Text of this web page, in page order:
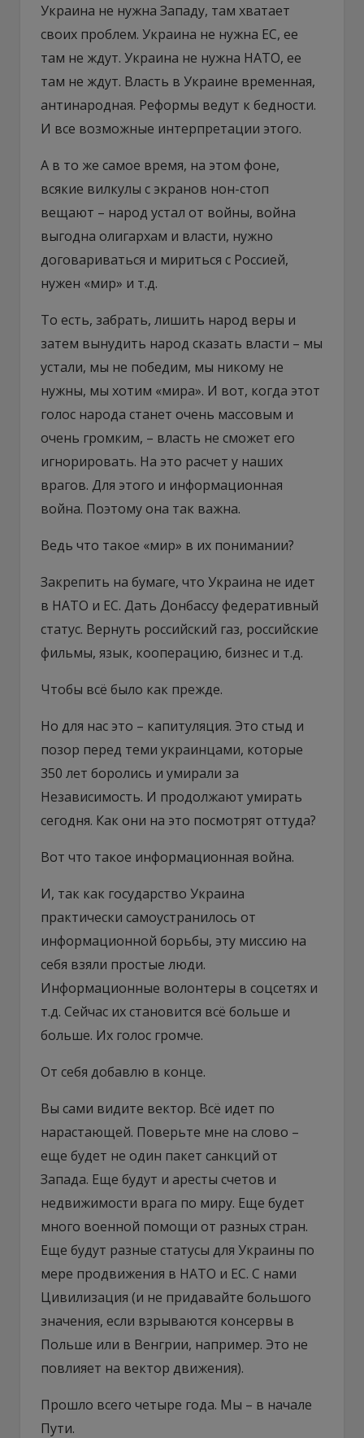
Украина не нужна Западу, там хватает
своих проблем. Украина не нужна ЕС, ее
там не ждут. Украина не нужна НАТО, ее
там не ждут. Власть в Украине временная,
антинародная. Реформы ведут к бедности.
И все возможные интерпретации этого.
А в то же самое время, на этом фоне,
всякие вилкулы с экранов нон-стоп
вещают – народ устал от войны, война
выгодна олигархам и власти, нужно
договариваться и мириться с Россией,
нужен «мир» и т.д.
То есть, забрать, лишить народ веры и
затем вынудить народ сказать власти – мы
устали, мы не победим, мы никому не
нужны, мы хотим «мира». И вот, когда этот
голос народа станет очень массовым и
очень громким, – власть не сможет его
игнорировать. На это расчет у наших
врагов. Для этого и информационная
война. Поэтому она так важна.
Ведь что такое «мир» в их понимании?
Закрепить на бумаге, что Украина не идет
в НАТО и ЕС. Дать Донбассу федеративный
статус. Вернуть российский газ, российские
фильмы, язык, кооперацию, бизнес и т.д.
Чтобы всё было как прежде.
Но для нас это – капитуляция. Это стыд и
позор перед теми украинцами, которые
350 лет боролись и умирали за
Независимость. И продолжают умирать
сегодня. Как они на это посмотрят оттуда?
Вот что такое информационная война.
И, так как государство Украина
практически самоустранилось от
информационной борьбы, эту миссию на
себя взяли простые люди.
Информационные волонтеры в соцсетях и
т.д. Сейчас их становится всё больше и
больше. Их голос громче.
От себя добавлю в конце.
Вы сами видите вектор. Всё идет по
нарастающей. Поверьте мне на слово –
еще будет не один пакет санкций от
Запада. Еще будут и аресты счетов и
недвижимости врага по миру. Еще будет
много военной помощи от разных стран.
Еще будут разные статусы для Украины по
мере продвижения в НАТО и ЕС. С нами
Цивилизация (и не придавайте большого
значения, если взрываются консервы в
Польше или в Венгрии, например. Это не
повлияет на вектор движения).
Прошло всего четыре года. Мы – в начале
Пути.